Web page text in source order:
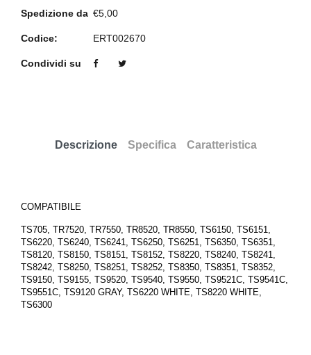
Spedizione da €5,00
Codice: ERT002670
Condividi su
Descrizione Specifica Caratteristica
COMPATIBILE
TS705, TR7520, TR7550, TR8520, TR8550, TS6150, TS6151,
TS6220, TS6240, TS6241, TS6250, TS6251, TS6350, TS6351,
TS8120, TS8150, TS8151, TS8152, TS8220, TS8240, TS8241,
TS8242, TS8250, TS8251, TS8252, TS8350, TS8351, TS8352,
TS9150, TS9155, TS9520, TS9540, TS9550, TS9521C, TS9541C,
TS9551C, TS9120 GRAY, TS6220 WHITE, TS8220 WHITE,
TS6300